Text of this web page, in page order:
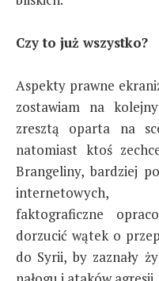
Czy to już wszystko?
Aspekty prawne
zostawiam na
zresztą oparta na
natomiast ktoś
Brangeliny, bardziej
faktograficzne
dorzucić wątek o
do Syrii, by zaznały